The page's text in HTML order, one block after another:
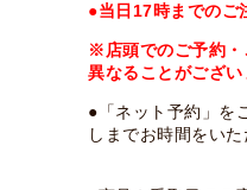
●当日17時までのご
※店頭でのご予約・
異なることがござい
●「ネット予約」を
しまでお時間をい